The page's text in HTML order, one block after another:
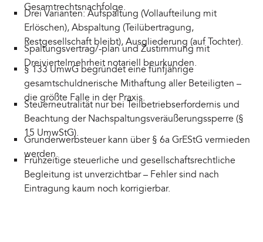
Gesamtrechtsnachfolge.
Drei Varianten: Aufspaltung (Vollaufteilung mit
Erlöschen), Abspaltung (Teilübertragung,
Restgesellschaft bleibt), Ausgliederung (auf Tochter).
Spaltungsvertrag/-plan und Zustimmung mit
Dreiviertelmehrheit notariell beurkunden.
§ 133 UmwG begründet eine fünfjährige
gesamtschuldnerische Mithaftung aller Beteiligten –
die größte Falle in der Praxis.
Steuerneutralität nur bei Teilbetriebserfordernis und
Beachtung der Nachspaltungsveräußerungssperre (§
15 UmwStG).
Grunderwerbsteuer kann über § 6a GrEStG vermieden
werden.
Frühzeitige steuerliche und gesellschaftsrechtliche
Begleitung ist unverzichtbar – Fehler sind nach
Eintragung kaum noch korrigierbar.